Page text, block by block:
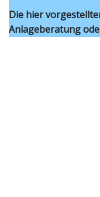
Die hier
Anlageberatung